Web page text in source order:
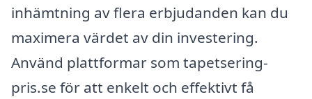
inhämtning av flera erbjudanden kan du
maximera värdet av din investering.
Använd plattformar som tapetsering-
pris.se för att enkelt och effektivt få